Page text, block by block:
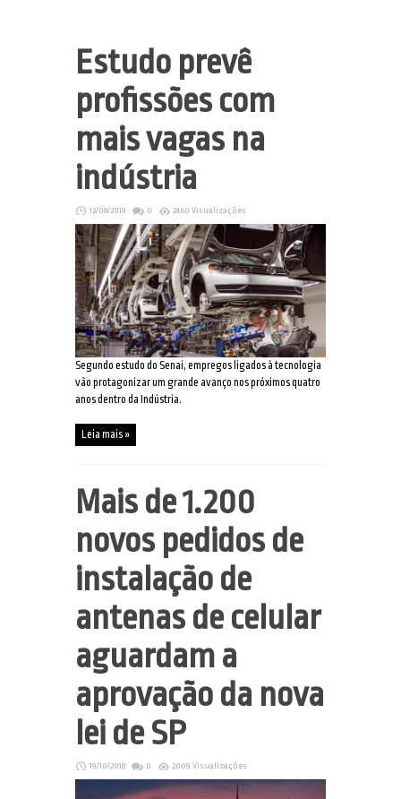
Estudo prevê
profissões com
mais vagas na
indústria
12/08/2019 0 2460 Visualizações
Segundo estudo do Senai, empregos ligados à tecnologia
vão protagonizar um grande avanço nos próximos quatro
anos dentro da Indústria.
Leia mais »
Mais de 1.200
novos pedidos de
instalação de
antenas de celular
aguardam a
aprovação da nova
lei de SP
19/10/2018 0 2009 Visualizações